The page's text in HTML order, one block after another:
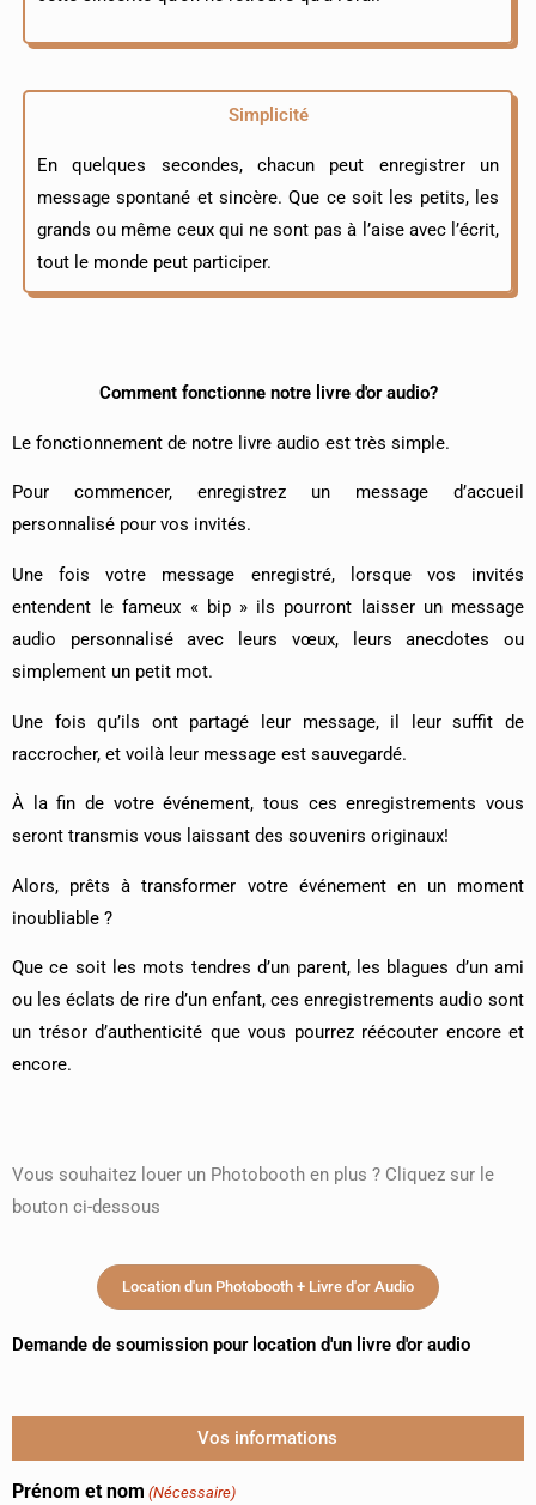
Simplicité
En quelques secondes, chacun peut enregistrer un
message spontané et sincère. Que ce soit les petits, les
grands ou même ceux qui ne sont pas à l’aise avec l’écrit,
tout le monde peut participer.
Comment fonctionne notre livre d'or audio?
Le fonctionnement de notre livre audio est très simple.
Pour commencer, enregistrez un message d’accueil
personnalisé pour vos invités.
Une fois votre message enregistré, lorsque vos invités
entendent le fameux « bip » ils pourront laisser un message
audio personnalisé avec leurs vœux, leurs anecdotes ou
simplement un petit mot.
Une fois qu’ils ont partagé leur message, il leur suffit de
raccrocher, et voilà leur message est sauvegardé.
À la fin de votre événement, tous ces enregistrements vous
seront transmis vous laissant des souvenirs originaux!
Alors, prêts à transformer votre événement en un moment
inoubliable ?
Que ce soit les mots tendres d’un parent, les blagues d’un ami
ou les éclats de rire d’un enfant, ces enregistrements audio sont
un trésor d’authenticité que vous pourrez réécouter encore et
encore.
Vous souhaitez louer un Photobooth en plus ? Cliquez sur le
bouton ci-dessous
Location d'un Photobooth + Livre d'or Audio
Demande de soumission pour location d'un livre d'or audio
Vos informations
Prénom et nom (Nécessaire)
JJ